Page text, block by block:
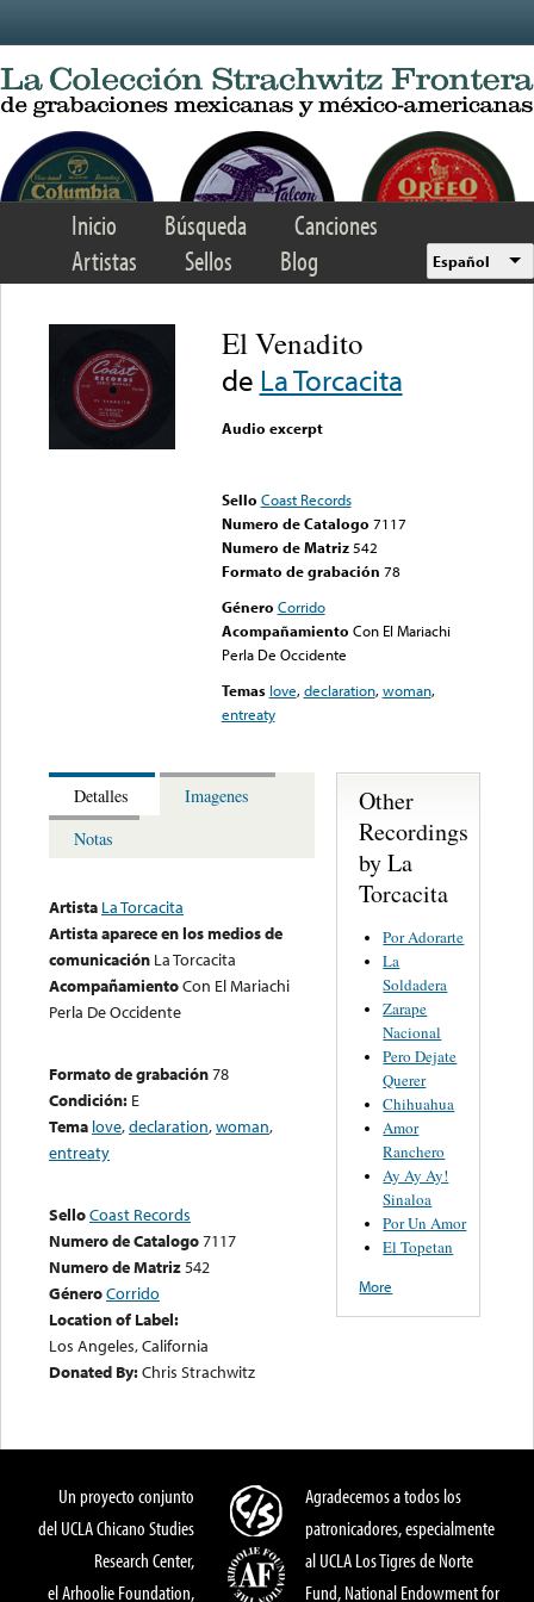
Inicio Búsqueda
Canciones
Artistas
Sellos Blog Español
El Venadito
de La Torcacita
Audio excerpt
Sello Coast Records
Numero de Catalogo 7117
Numero de Matriz 542
Formato de grabación 78
Género Corrido
Acompañamiento Con El Mariachi
Perla De Occidente
Temas love,declaration,woman,
entreaty
Detalles
Imagenes
Notas
Artista La Torcacita
Artista aparece en los medios de
comunicación La Torcacita
AcompañamientoCon El Mariachi
Perla De Occidente
Formato de grabación78
Condición: E
Tema love,declaration,woman,
entreaty
SelloCoast Records
Numero de Catalogo7117
Numero de Matriz542
GéneroCorrido
Location of Label:
Los Angeles, California
Donated By:Chris Strachwitz
Other
Recordings
by La
Torcacita
Por Adorarte
La
Soldadera
Zarape
Nacional
Pero Dejate
Querer
Chihuahua
Amor
Ranchero
Ay Ay Ay!
Sinaloa
Por Un Amor
El Topetan
More
Un proyecto conjunto
del UCLA Chicano Studies
Research Center,
el Arhoolie Foundation,
Agradecemos a todos los
patronicadores, especialmente
al UCLA Los Tigres de Norte
Fund, National Endowment for